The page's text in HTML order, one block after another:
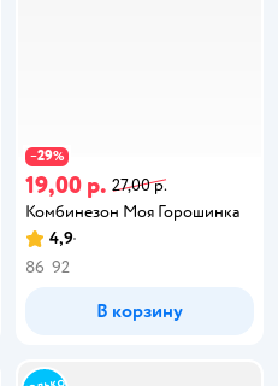
−29%
19,00 р. 27,00 р.
Комбинезон Моя Горошинка
4,9
86 92
В корзину